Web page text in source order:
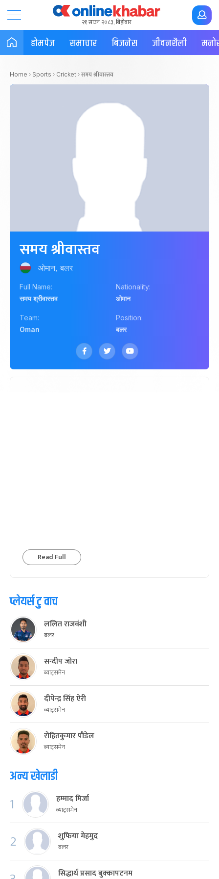
२१ साउन २०८३, बिहीबार
होमपेज समाचार बिजनेस जीवनशैली
Home › Sports › Cricket › समय श्रीवास्तव
समय श्रीवास्तव
ओमान, बलर
Full Name:
समय श्रीवास्तव
Nationality:
ओमान
Team:
Oman
Position:
बलर
Read Full
प्लेयर्स टु वाच
ललित राजवंशी
बलर
सन्दीप जोरा
ब्याट्समेन
दीपेन्द्र सिंह ऐरी
ब्याट्समेन
रोहितकुमार पौडेल
ब्याट्समेन
अन्य खेलाडी
1 हम्माद मिर्जा
ब्याट्समेन
2 शुफिया मेहमुद
बलर
सिद्धार्थ प्रसाद बुक्कापटनम